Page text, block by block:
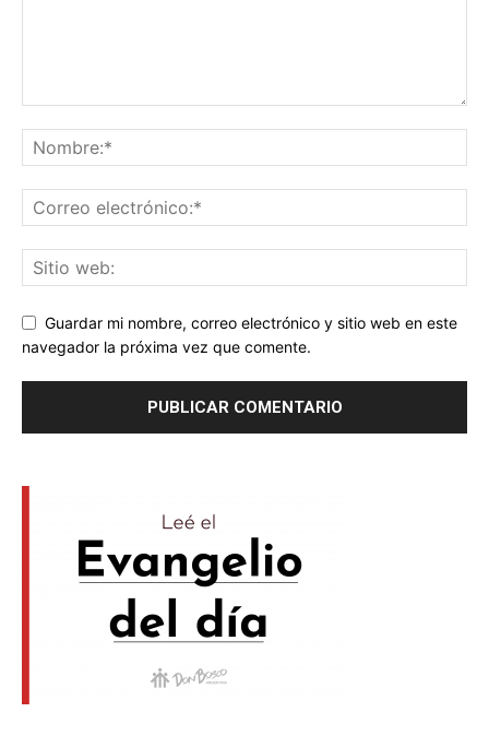
Guardar mi nombre, correo electrónico y sitio web en este
navegador la próxima vez que comente.